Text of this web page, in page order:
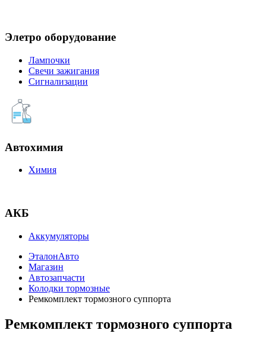
Элетро оборудование
Лампочки
Свечи зажигания
Сигнализации
Автохимия
Химия
АКБ
Аккумуляторы
ЭталонАвто
Магазин
Автозапчасти
Колодки тормозные
Ремкомплект тормозного суппорта
Ремкомплект тормозного суппорта